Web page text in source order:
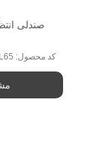
صندلی
کد محصول: GEL65